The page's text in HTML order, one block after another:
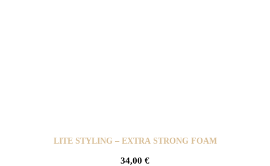
LITE STYLING – EXTRA STRONG FOAM
34,00 €